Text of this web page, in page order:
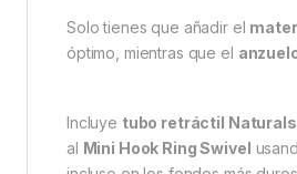
Solo tienes que añadir el
óptimo, mientras que el
Incluye tubo retráctil Naturals
al Mini Hook Ring Swivel